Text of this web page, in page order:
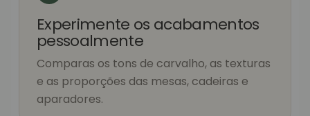
Experimente os acabamentos
pessoalmente
Comparas os tons de carvalho, as texturas
e as proporções das mesas, cadeiras e
aparadores.